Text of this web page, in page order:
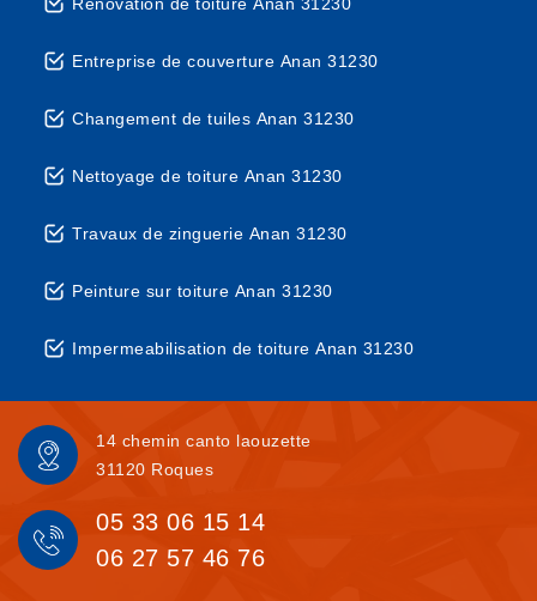
Entreprise de couverture Anan 31230
Changement de tuiles Anan 31230
Nettoyage de toiture Anan 31230
Travaux de zinguerie Anan 31230
Peinture sur toiture Anan 31230
Impermeabilisation de toiture Anan 31230
14 chemin canto laouzette
31120 Roques
05 33 06 15 14
06 27 57 46 76